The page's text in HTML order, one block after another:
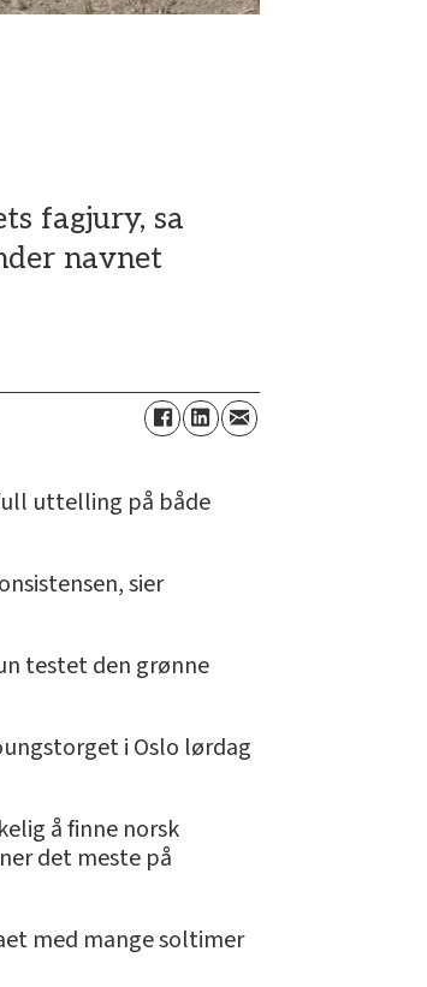
fagjury, sa
navnet
uttelling på både
sier
testet den grønne
i Oslo lørdag
å finne norsk
det meste på
med mange soltimer